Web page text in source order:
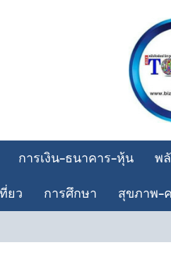
การเงิน-ธนาคาร-หุ้น พ
ยว
การศึกษา สุขภาพ-